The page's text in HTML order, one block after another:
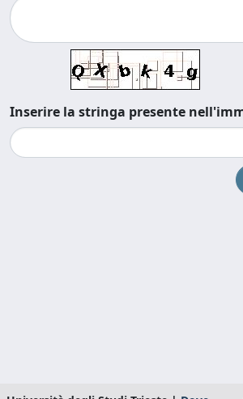
Inserire la stringa presente